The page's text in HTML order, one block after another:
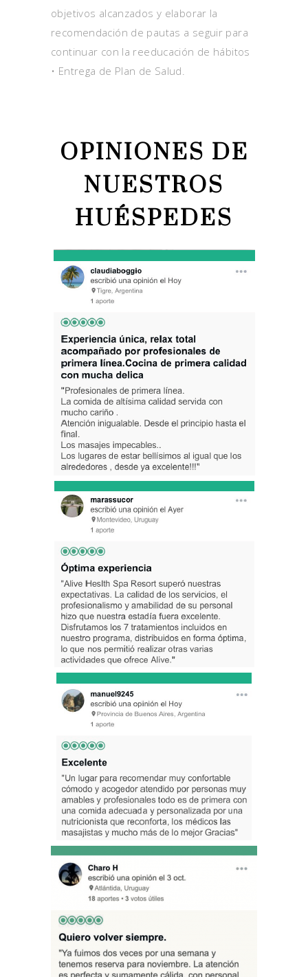
objetivos alcanzados y elaborar la
recomendación de pautas a seguir para
continuar con la reeducación de hábitos
• Entrega de Plan de Salud.
OPINIONES DE
NUESTROS
HUÉSPEDES